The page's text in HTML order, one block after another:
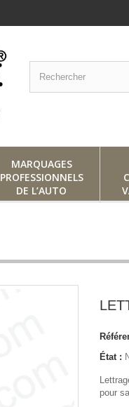
MARQUAGES
PROFESSIONNELS
DE L’AUTO
État :
pour